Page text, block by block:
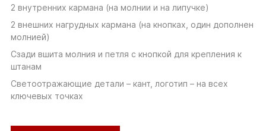
2 внутренних кармана (на молнии и на липучке)
2 внешних нагрудных кармана (на кнопках, один дополнен
молнией)
Сзади вшита молния и петля с кнопкой для крепления к
штанам
Светоотражающие детали – кант, логотип – на всех
ключевых точках